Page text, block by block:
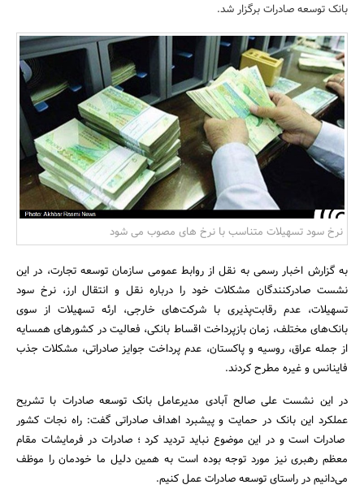
مسکن و ساختمان
بانک توسعه صادرات برگزار شد.
نرخ سود تسهیلات متناسب با نرخ های مصوب می شود
به گزارش اخبار رسمی به نقل از روابط عمومی سازمان توسعه تجارت، در این
نشست صادرکنندگان مشکلات خود را درباره نقل و انتقال ارز، نرخ سود
تسهیلات، عدم رقابت‌پذیری با شرکت‌های خارجی، ارئه تسهیلات از سوی
بانک‌های مختلف، زمان بازپرداخت اقساط بانکی، فعالیت در کشورهای همسایه
از جمله عراق، روسیه و پاکستان، عدم پرداخت جوایز صادراتی، مشکلات جذب
فاینانس و غیره مطرح کردند.
در این نشست علی صالح آبادی مدیرعامل بانک توسعه صادرات با تشریح
عملکرد این بانک در حمایت و پیشبرد اهداف صادراتی گفت: راه نجات کشور
صادرات است و در این موضوع نباید تردید کرد ؛ صادرات در فرمایشات مقام
معظم رهبری نیز مورد توجه بوده است به همین دلیل ما خودمان را موظف
می‌دانیم در راستای توسعه صادرات عمل کنیم.